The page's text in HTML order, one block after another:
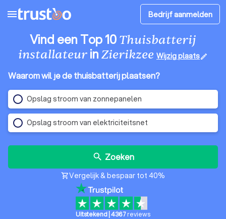
menu Bedrijf aanmelden
Vind een Top 10Thuisbatterij
installateurinZierikzee Wijzig plaatsedit
Waarom wil je de thuisbatterij plaatsen?
Opslag stroom van zonnepanelen
Opslag stroom van elektriciteitsnet
search Zoeken
shopping_cartVergelijk & bespaar tot 40%
Uitstekend 4367reviews